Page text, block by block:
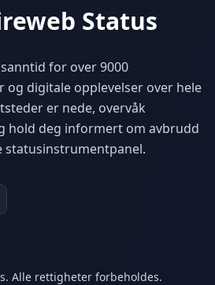
Status
for over 9000
og digitale opplevelser over hele
er nede, overvåk
hold deg informert om avbrudd
statusinstrumentpanel.
Alle rettigheter forbeholdes.